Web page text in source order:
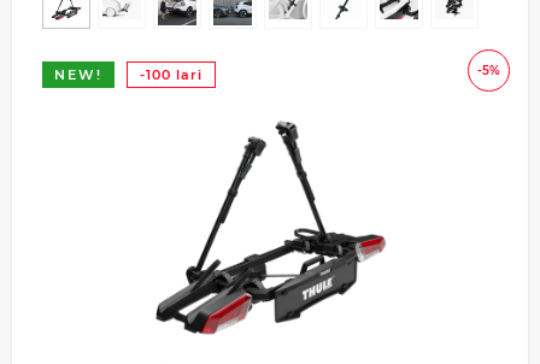
-5%
NEW! -100 lari